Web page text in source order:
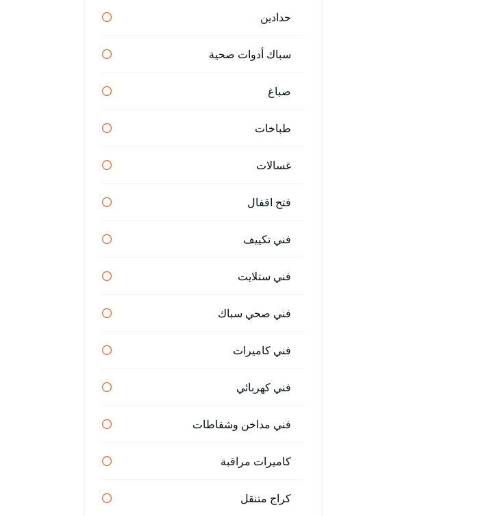
حدادين
سباك أدوات صحية
صباغ
طباخات
غسالات
فتح اقفال
فني تكييف
فني ستلايت
فني صحي سباك
فني كاميرات
فني كهربائي
فني مداخن وشفاطات
كاميرات مراقبة
كراج متنقل